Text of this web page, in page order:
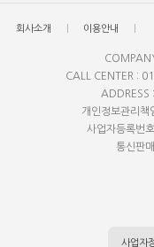
회사소개 이용안내
CALL CENTER :
ADDRESS
개인정보관리
사업자등록번
통신판
사업자